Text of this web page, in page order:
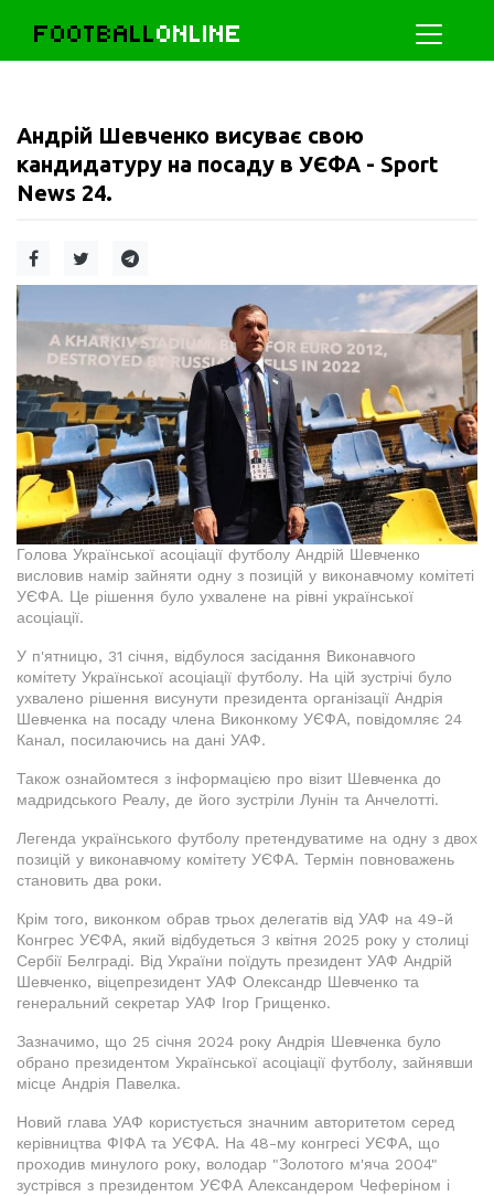
FOOTBALLONLINE
Андрій Шевченко висуває свою
кандидатуру на посаду в УЄФА - Sport
News 24.
Голова Української асоціації футболу Андрій Шевченко
висловив намір зайняти одну з позицій у виконавчому комітеті
УЄФА. Це рішення було ухвалене на рівні української
асоціації.
У п'ятницю, 31 січня, відбулося засідання Виконавчого
комітету Української асоціації футболу. На цій зустрічі було
ухвалено рішення висунути президента організації Андрія
Шевченка на посаду члена Виконкому УЄФА, повідомляє 24
Канал, посилаючись на дані УАФ.
Також ознайомтеся з інформацією про візит Шевченка до
мадридського Реалу, де його зустріли Лунін та Анчелотті.
Легенда українського футболу претендуватиме на одну з двох
позицій у виконавчому комітету УЄФА. Термін повноважень
становить два роки.
Крім того, виконком обрав трьох делегатів від УАФ на 49-й
Конгрес УЄФА, який відбудеться 3 квітня 2025 року у столиці
Сербії Белграді. Від України поїдуть президент УАФ Андрій
Шевченко, віцепрезидент УАФ Олександр Шевченко та
генеральний секретар УАФ Ігор Грищенко.
Зазначимо, що 25 січня 2024 року Андрія Шевченка було
обрано президентом Української асоціації футболу, зайнявши
місце Андрія Павелка.
Новий глава УАФ користується значним авторитетом серед
керівництва ФІФА та УЄФА. На 48-му конгресі УЄФА, що
проходив минулого року, володар "Золотого м'яча 2004"
зустрівся з президентом УЄФА Александером Чеферіном і